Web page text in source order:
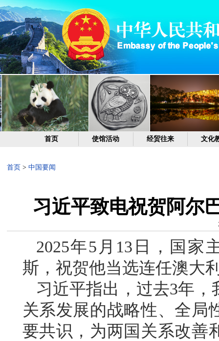
首页 使馆活动 经贸往来 文化
首页 > 中国要闻
习近平致电祝贺阿尔
2025年5月13日，国家
斯，祝贺他当选连任澳大
习近平指出，过去3年
关系发展的战略性、全局
要共识，为两国关系改善